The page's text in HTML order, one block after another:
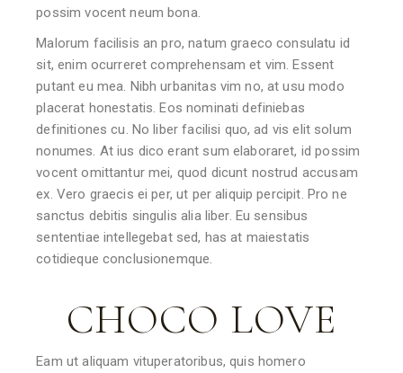
possim vocent neum bona.
Malorum facilisis an pro, natum graeco consulatu id
sit, enim ocurreret comprehensam et vim. Essent
putant eu mea. Nibh urbanitas vim no, at usu modo
placerat honestatis. Eos nominati definiebas
definitiones cu. No liber facilisi quo, ad vis elit solum
nonumes. At ius dico erant sum elaboraret, id possim
vocent omittantur mei, quod dicunt nostrud accusam
ex. Vero graecis ei per, ut per aliquip percipit. Pro ne
sanctus debitis singulis alia liber. Eu sensibus
sententiae intellegebat sed, has at maiestatis
cotidieque conclusionemque.
CHOCO LOVE
Eam ut aliquam vituperatoribus, quis homero